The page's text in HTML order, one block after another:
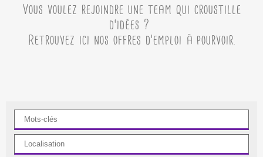
Vous voulez rejoindre une team qui croustille
d’idées ?
Retrouvez ici nos offres d’emploi à pourvoir.